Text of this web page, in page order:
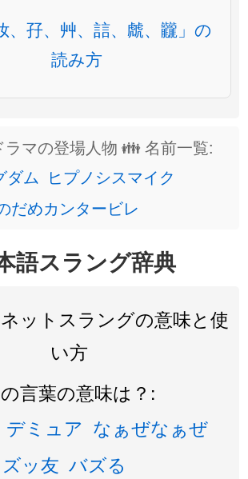
、孖、艸、誩、虤、龖」の
読み方
ラマの登場人物 👪 名前一覧:
ダム ヒプノシスマイク
だめカンタービレ
語スラング辞典
ットスラングの意味と使
い方
言葉の意味は？:
デミュア なぁぜなぁぜ
ズッ友 バズる